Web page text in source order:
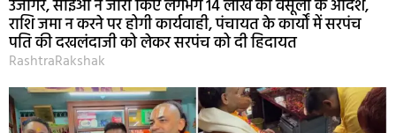
उजागर, सीईओ ने जारी किए लगभग 14 लाख की वसूली के आदेश,
राशि जमा न करने पर होगी कार्यवाही, पंचायत के कार्यों में सरपंच
पति की दखलंदाजी को लेकर सरपंच को दी हिदायत
RashtraRakshak